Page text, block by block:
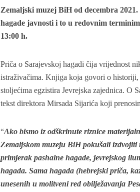
Zemaljski muzej BiH od decembra
hagade javnosti i to u redovnim
13:00 h.
Priča o Sarajevskoj hagadi čija vrijednost
istraživačima. Knjiga koja govori o
stoljećima egzistira Jevrejska zajednica. O
tekst direktora Mirsada Sijarića koji
“Ako bismo iz odškrinute riznice
Zemaljskom muzeju BiH pokušali izdvojiti
primjerak pashalne hagade, jevrejskog
hagada. Sama hagada (hebrejski priča,
unesenih u molitveni red obilježavanja